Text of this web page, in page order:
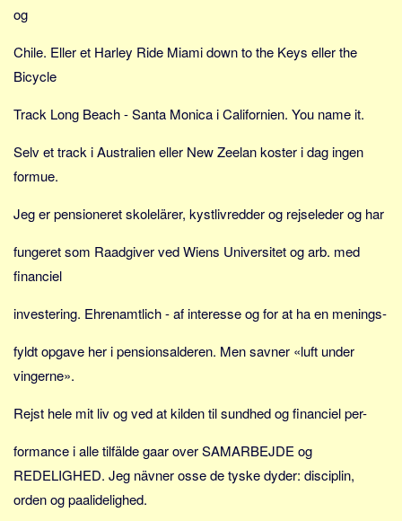
og
Chile. Eller et Harley Ride Miami down to the Keys eller the
Bicycle
Track Long Beach - Santa Monica i Californien. You name it.
Selv et track i Australien eller New Zeelan koster i dag ingen
formue.
Jeg er pensioneret skolelärer, kystlivredder og rejseleder og har
fungeret som Raadgiver ved Wiens Universitet og arb. med
financiel
investering. Ehrenamtlich - af interesse og for at ha en menings-
fyldt opgave her i pensionsalderen. Men savner «luft under
vingerne».
Rejst hele mit liv og ved at kilden til sundhed og financiel per-
formance i alle tilfälde gaar over SAMARBEJDE og
REDELIGHED. Jeg nävner osse de tyske dyder: disciplin,
orden og paalidelighed.